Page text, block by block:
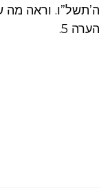
ה’תשל”ו. וראה מה
הערה 5.